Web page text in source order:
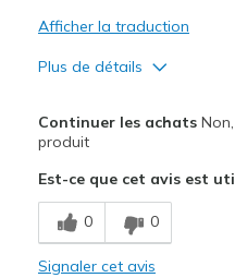
Afficher la traduction
Plus de détails
Sizing
Feels
Continuer les achatsNon,
produit
Est-ce que cet avis est
0 0
Signaler cet avis